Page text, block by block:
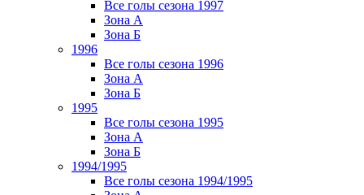
Все голы сезона 1997
Зона А
Зона Б
1996
Все голы сезона 1996
Зона А
Зона Б
1995
Все голы сезона 1995
Зона А
Зона Б
1994/1995
Все голы сезона 1994/1995